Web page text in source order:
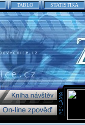
TABLO STATISTIKA